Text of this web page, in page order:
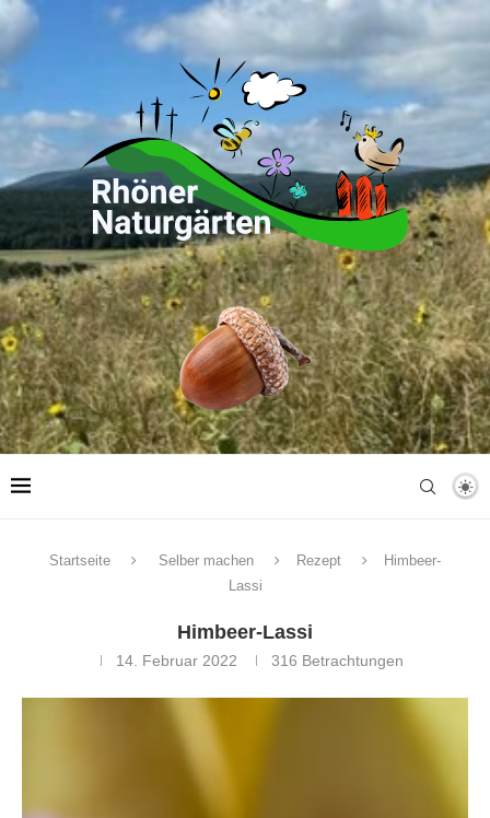
Startseite Selber machen Rezept
Himbeer-
Lassi
Himbeer-Lassi
14. Februar 2022 316 Betrachtungen